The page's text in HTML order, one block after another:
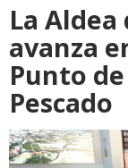
La Aldea
avanza
Punto
Pescado